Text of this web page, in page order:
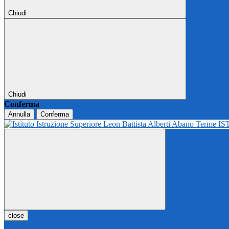
Chiudi
Chiudi
Conferma
Annulla Conferma
close